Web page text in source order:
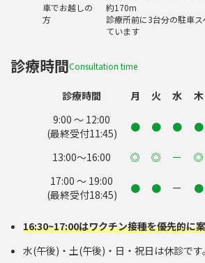
車でお越しの
方
約170m
診療所前に3台分の駐車ス
ています
診療時間Consultation time
診療時間 月 火 水 木
9:00 〜 12:00
(最終受付11:45)
● ● ● ●
13:00〜16:00 ◎ ◎ ー ◎
17:00 〜 19:00
(最終受付18:45)
● ● ー ●
16:30~17:00はワクチン接種を優先的に
水(午後)・土(午後)・日・祝日は休診です。